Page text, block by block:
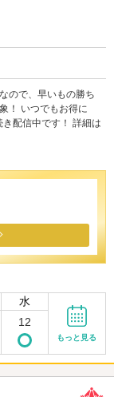
ので、早いもの勝ち
！ いつでもお得に
配信中です！ 詳細は
水
12
もっと見る